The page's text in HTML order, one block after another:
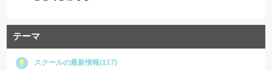
テーマ
スクールの最新情報(117)